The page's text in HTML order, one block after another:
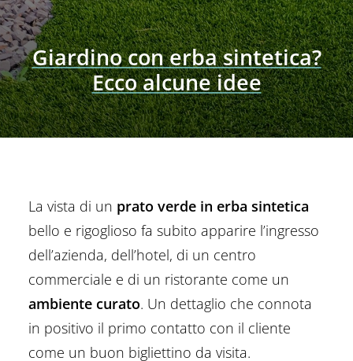
Giardino con erba sintetica?
Ecco alcune idee
La vista di un prato verde in erba sintetica
bello e rigoglioso fa subito apparire l’ingresso
dell’azienda, dell’hotel, di un centro
commerciale e di un ristorante come un
ambiente curato. Un dettaglio che connota
in positivo il primo contatto con il cliente
come un buon bigliettino da visita.